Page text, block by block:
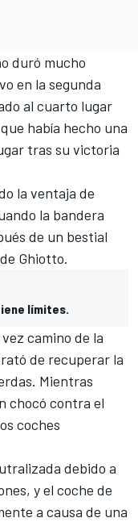
duró mucho
en la segunda
al cuarto lugar
había hecho una
tras su victoria
la ventaja de
la bandera
de un bestial
Ghiotto.
límites.
camino de la
de recuperar la
Mientras
chocó contra el
coches
debido a
y el coche de
a causa de una